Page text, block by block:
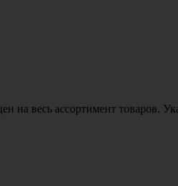
на весь ассортимент товаров.